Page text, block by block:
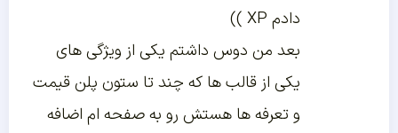
دادم XP ))
بعد من دوس داشتم یکی از ویژگی های
یکی از قالب ها که چند تا ستون پلن قیمت
و تعرفه ها هستش رو به صفحه ام اضافه